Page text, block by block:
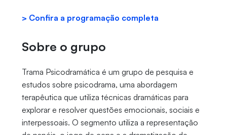
> Confira a programação completa
Sobre o grupo
Trama Psicodramática é um grupo de pesquisa e
estudos sobre psicodrama, uma abordagem
terapêutica que utiliza técnicas dramáticas para
explorar e resolver questões emocionais, sociais e
interpessoais. O segmento utiliza a representação